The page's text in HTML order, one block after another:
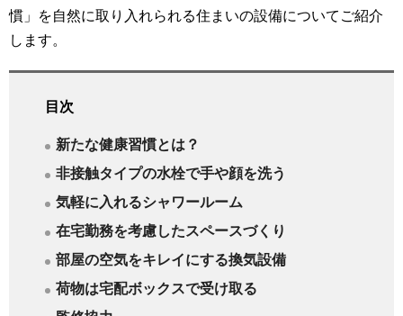
慣」を自然に取り入れられる住まいの設備についてご紹介
します。
目次
新たな健康習慣とは？
非接触タイプの水栓で手や顔を洗う
気軽に入れるシャワールーム
在宅勤務を考慮したスペースづくり
部屋の空気をキレイにする換気設備
荷物は宅配ボックスで受け取る